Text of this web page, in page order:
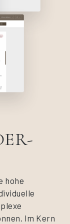
hohe
Im Kern